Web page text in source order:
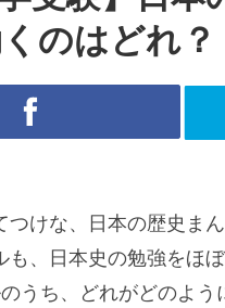
のはどれ？
けな、日本の歴史ま
、日本史の勉強をほ
うち、どれがどのよう